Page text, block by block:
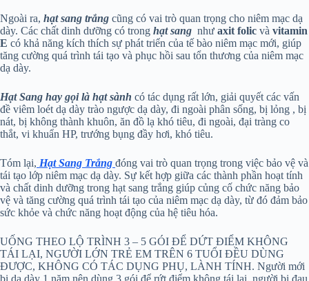
Ngoài ra, hạt sang trắng cũng có vai trò quan trọng cho niêm mạc dạ
dày. Các chất dinh dưỡng có trong hạt sang như axit folic và vitamin
E có khả năng kích thích sự phát triển của tế bào niêm mạc mới, giúp
tăng cường quá trình tái tạo và phục hồi sau tổn thương của niêm mạc
dạ dày.
Hạt Sang hay gọi là hạt sành có tác dụng rất lớn, giải quyết các vấn
đề viêm loét dạ dày trào ngược dạ dày, đi ngoài phân sống, bị lỏng , bị
nát, bị không thành khuôn, ăn đồ lạ khó tiêu, đi ngoài, đại tràng co
thắt, vi khuẩn HP, trướng bụng đầy hơi, khó tiêu.
Tóm lại, Hạt Sang Trắng đóng vai trò quan trọng trong việc bảo vệ và
tái tạo lớp niêm mạc dạ dày. Sự kết hợp giữa các thành phần hoạt tính
và chất dinh dưỡng trong hạt sang trắng giúp củng cố chức năng bảo
vệ và tăng cường quá trình tái tạo của niêm mạc dạ dày, từ đó đảm bảo
sức khỏe và chức năng hoạt động của hệ tiêu hóa.
UỐNG THEO LỘ TRÌNH 3 – 5 GÓI ĐỂ DỨT ĐIỂM KHÔNG
TÁI LẠI, NGƯỜI LỚN TRẺ EM TRÊN 6 TUỔI ĐỀU DÙNG
ĐƯỢC, KHÔNG CÓ TÁC DỤNG PHỤ, LÀNH TÍNH. Người mới